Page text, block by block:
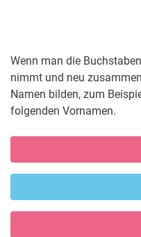
Wenn man die
nimmt und neu
Namen bilden, zum
folgenden Vornamen.